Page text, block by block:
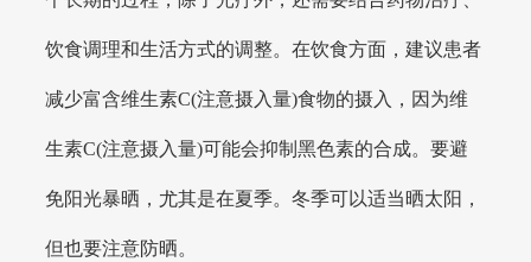
饮食调理和生活方式的调整。在饮食方面，建议患者
减少富含维生素C(注意摄入量)食物的摄入，因为维
生素C(注意摄入量)可能会抑制黑色素的合成。要避
免阳光暴晒，尤其是在夏季。冬季可以适当晒太阳，
但也要注意防晒。